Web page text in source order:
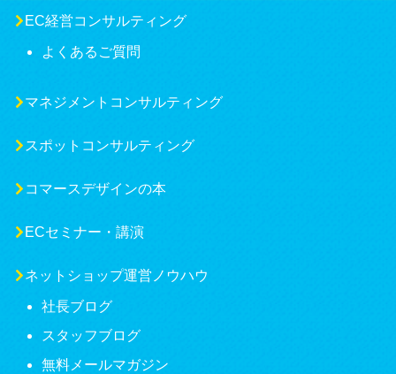
EC経営コンサルティング
よくあるご質問
マネジメントコンサルティング
スポットコンサルティング
コマースデザインの本
ECセミナー・講演
ネットショップ運営ノウハウ
社長ブログ
スタッフブログ
無料メールマガジン